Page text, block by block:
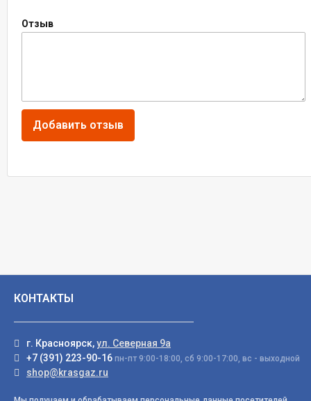
Отзыв
КОНТАКТЫ
г. Красноярск,ул. Северная 9а
+7 (391) 223-90-16 пн-пт 9:00-18:00, сб 9:00-17:00, вс - выходной
shop@krasgaz.ru